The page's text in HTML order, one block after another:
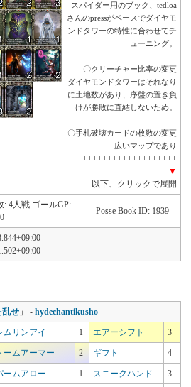
スパイダー用のブック、tedloa
さんのpressがベースでダイヤモ
ンドタワーの特性に合わせてチ
ューニング。
〇クリーチャー比率の変更
ダイヤモンドタワーはそれなり
に土地数があり、序盤の置き負
けが勝敗に直結しないため。
〇手札破壊カードの枚数の変更
広いマップであり
++++++++++++++++++++
▼
以下、クリックで展開
: 4人戦 ゴールGP:
Posse Book ID: 1939
乱せ」 - hydechantikusho
ムリンアイ 1 エアーシフト 3
ームアーマー 2 ギフト 4
ームアロー 1 スニークハンド 3